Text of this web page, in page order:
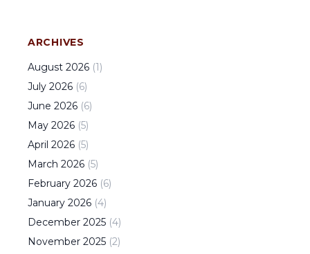
ARCHIVES
August 2026 (1)
July 2026 (6)
June 2026 (6)
May 2026 (5)
April 2026 (5)
March 2026 (5)
February 2026 (6)
January 2026 (4)
December 2025 (4)
November 2025 (2)